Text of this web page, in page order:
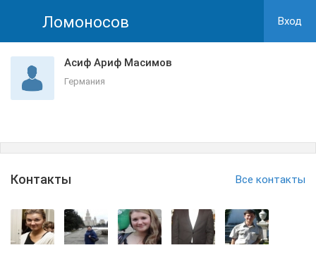
Ломоносов Вход
Асиф Ариф Масимов
Германия
Контакты Все контакты